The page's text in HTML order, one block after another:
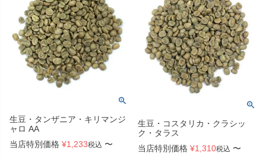
生豆・タンザニア・キリマンジ
ャロ AA
当店特別価格 ¥1,233税込 〜
生豆・コスタリカ・クラシッ
ク・タラス
当店特別価格 ¥1,310税込 〜